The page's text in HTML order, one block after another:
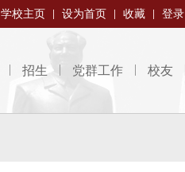
学校主页 设为首页 收藏 登录
招生 党群工作 校友